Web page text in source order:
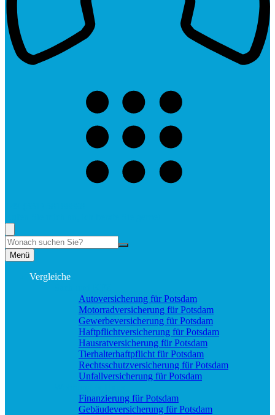
Suche
Menü
Vergleiche
Autoversicherung für Potsdam
Motorradversicherung für Potsdam
Gewerbeversicherung für Potsdam
Haftpflichtversicherung für Potsdam
Hausratversicherung für Potsdam
Tierhalterhaftpflicht für Potsdam
Rechtsschutzversicherung für Potsdam
Unfallversicherung für Potsdam
Finanzierung für Potsdam
Gebäudeversicherung für Potsdam